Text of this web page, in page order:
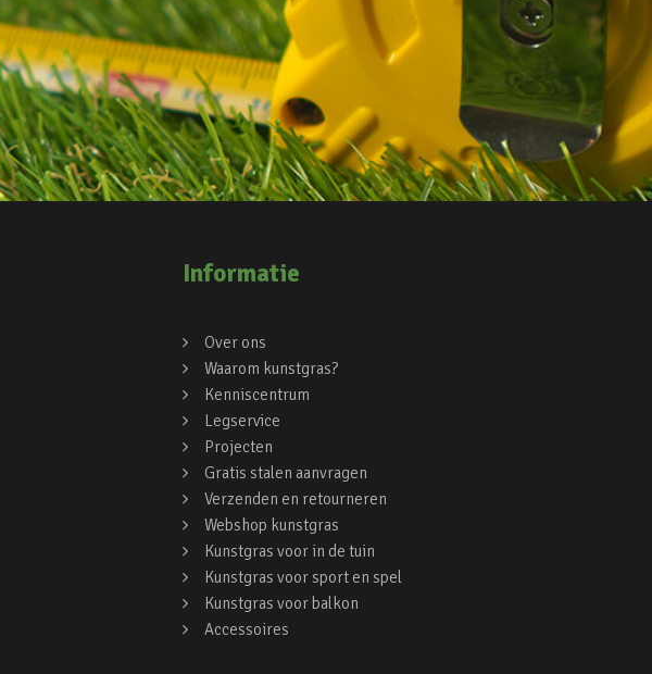
Informatie
Over ons
Waarom kunstgras?
Kenniscentrum
Legservice
Projecten
Gratis stalen aanvragen
Verzenden en retourneren
Webshop kunstgras
Kunstgras voor in de tuin
Kunstgras voor sport en spel
Kunstgras voor balkon
Accessoires